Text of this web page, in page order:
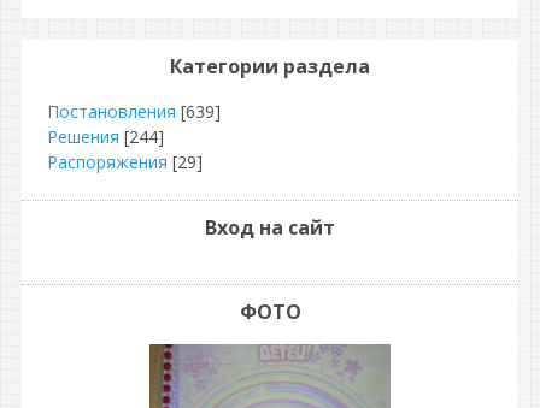
Категории раздела
Постановления [639]
Решения [244]
Распоряжения [29]
Вход на сайт
ФОТО